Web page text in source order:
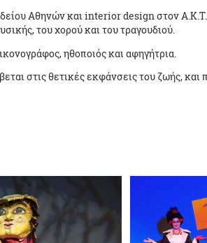
Αθηνών και interior design στον
του χορού και του τραγουδιού.
ηθοποιός και αφηγήτρια.
στις θετικές εκφάνσεις του ζωής,